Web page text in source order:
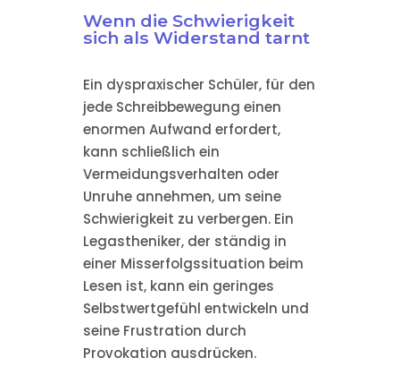
Wenn die Schwierigkeit
sich als Widerstand tarnt
Ein dyspraxischer Schüler, für den
jede Schreibbewegung einen
enormen Aufwand erfordert,
kann schließlich ein
Vermeidungsverhalten oder
Unruhe annehmen, um seine
Schwierigkeit zu verbergen. Ein
Legastheniker, der ständig in
einer Misserfolgssituation beim
Lesen ist, kann ein geringes
Selbstwertgefühl entwickeln und
seine Frustration durch
Provokation ausdrücken.